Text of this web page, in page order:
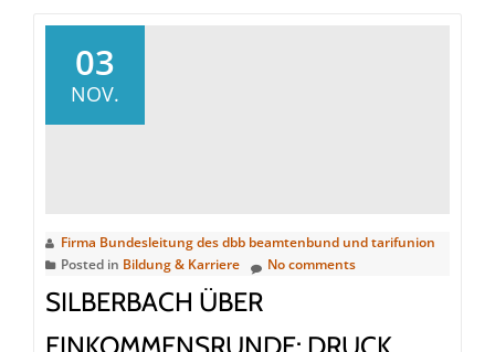
03
NOV.
Firma Bundesleitung des dbb beamtenbund und tarifunion
Posted in Bildung & Karriere No comments
SILBERBACH ÜBER